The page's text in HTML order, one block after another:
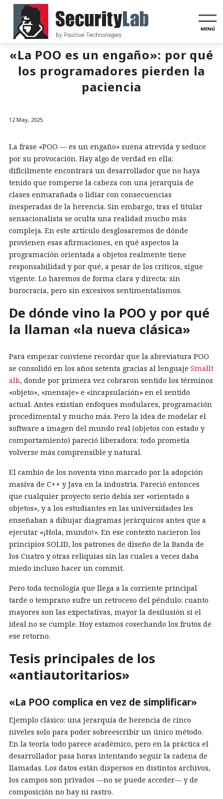
MENÚ
«La POO es un engaño»: por qué
los programadores pierden la
paciencia
12 May, 2025
La frase «POO — es un engaño» suena atrevida y seduce
por su provocación. Hay algo de verdad en ella:
difícilmente encontrará un desarrollador que no haya
tenido que romperse la cabeza con una jerarquía de
clases enmarañada o lidiar con consecuencias
inesperadas de la herencia. Sin embargo, tras el titular
sensacionalista se oculta una realidad mucho más
compleja. En este artículo desglosaremos de dónde
provienen esas afirmaciones, en qué aspectos la
programación orientada a objetos realmente tiene
responsabilidad y por qué, a pesar de los críticos, sigue
vigente. Lo haremos de forma clara y directa: sin
burocracia, pero sin excesivos sentimentalismos.
De dónde vino la POO y por qué
la llaman «la nueva clásica»
Para empezar conviene recordar que la abreviatura POO
se consolidó en los años setenta gracias al lenguaje Smallt
alk, donde por primera vez cobraron sentido los términos
«objeto», «mensaje» e «incapsulación» en el sentido
actual. Antes existían enfoques modulares, programación
procedimental y mucho más. Pero la idea de modelar el
software a imagen del mundo real (objetos con estado y
comportamiento) pareció liberadora: todo prometía
volverse más comprensible y natural.
El cambio de los noventa vino marcado por la adopción
masiva de C++ y Java en la industria. Pareció entonces
que cualquier proyecto serio debía ser «orientado a
objetos», y a los estudiantes en las universidades les
enseñaban a dibujar diagramas jerárquicos antes que a
ejecutar «¡Hola, mundo!». En ese contexto nacieron los
principios SOLID, los patrones de diseño de la Banda de
los Cuatro y otras reliquias sin las cuales a veces daba
miedo incluso hacer un commit.
Pero toda tecnología que llega a la corriente principal
tarde o temprano sufre un retroceso del péndulo: cuanto
mayores son las expectativas, mayor la desilusión si el
ideal no se cumple. Hoy estamos cosechando los frutos de
ese retorno.
Tesis principales de los
«antiautoritarios»
«La POO complica en vez de simplificar»
Ejemplo clásico: una jerarquía de herencia de cinco
niveles solo para poder sobreescribir un único método.
En la teoría todo parece académico, pero en la práctica el
desarrollador pasa horas intentando seguir la cadena de
llamadas. Los datos están dispersos en distintos archivos,
los campos son privados —no se puede acceder— y de
composición no hay ni rastro.